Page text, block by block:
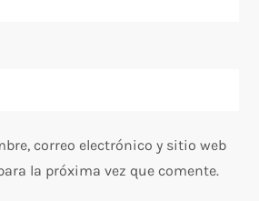
correo electrónico y sitio web
la próxima vez que comente.